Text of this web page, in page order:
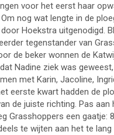
voor het eerst haar
nog wat lengte in de
Hoekstra uitgenodigd.
tegenstander van
de beker wonnen de
Nadine ziek was
met Karin, Jacoline,
eerste kwart hadden de
de juiste richting. Pas aan
Grasshoppers een gaatje:
te wijten aan het te lang